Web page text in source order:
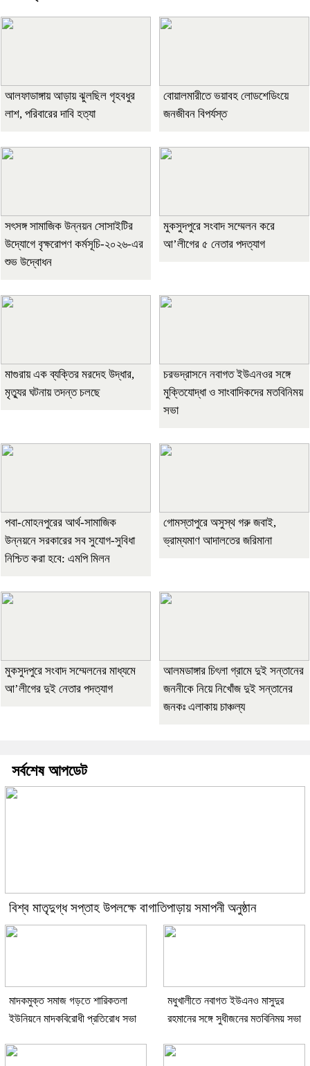
আলফাডাঙ্গায় আড়ায় ঝুলছিল গৃহবধুর
লাশ, পরিবারের দাবি হত্যা
বোয়ালমারীতে ভয়াবহ লোডশেডিংয়ে
জনজীবন বিপর্যস্ত
সৎসঙ্গ সামাজিক উন্নয়ন সোসাইটির
উদ্যোগে বৃক্ষরোপণ কর্মসূচি-২০২৬-এর
শুভ উদ্বোধন
মুকসুদপুরে সংবাদ সম্মেলন করে
আ’লীগের ৫ নেতার পদত্যাগ
মাগুরায় এক ব্যক্তির মরদেহ উদ্ধার,
মৃত্যুর ঘটনায় তদন্ত চলছে
চরভদ্রাসনে নবাগত ইউএনওর সঙ্গে
মুক্তিযোদ্ধা ও সাংবাদিকদের মতবিনিময়
সভা
পবা-মোহনপুরের আর্থ-সামাজিক
উন্নয়নে সরকারের সব সুযোগ-সুবিধা
নিশ্চিত করা হবে: এমপি মিলন
গোমস্তাপুরে অসুস্থ গরু জবাই,
ভ্রাম্যমাণ আদালতের জরিমানা
মুকসুদপুরে সংবাদ সম্মেলনের মাধ্যমে
আ’লীগের দুই নেতার পদত্যাগ
আলমডাঙ্গার চিৎলা গ্রামে দুই সন্তানের
জননীকে নিয়ে নিখোঁজ দুই সন্তানের
জনকঃ এলাকায় চাঞ্চল্য
সর্বশেষ আপডেট
বিশ্ব মাতৃদুগ্ধ সপ্তাহ উপলক্ষে বাগাতিপাড়ায় সমাপনী অনুষ্ঠান
মাদকমুক্ত সমাজ গড়তে শারিকতলা
ইউনিয়নে মাদকবিরোধী প্রতিরোধ সভা
মধুখালীতে নবাগত ইউএনও মাসুদুর
রহমানের সঙ্গে সুধীজনের মতবিনিময় সভা